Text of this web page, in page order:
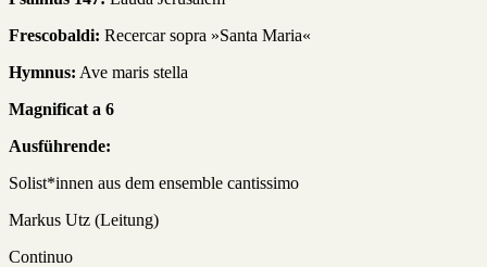
Frescobaldi: Recercar sopra »Santa Maria«
Hymnus: Ave maris stella
Magnificat a 6
Ausführende:
Solist*innen aus dem ensemble cantissimo
Markus Utz (Leitung)
Continuo